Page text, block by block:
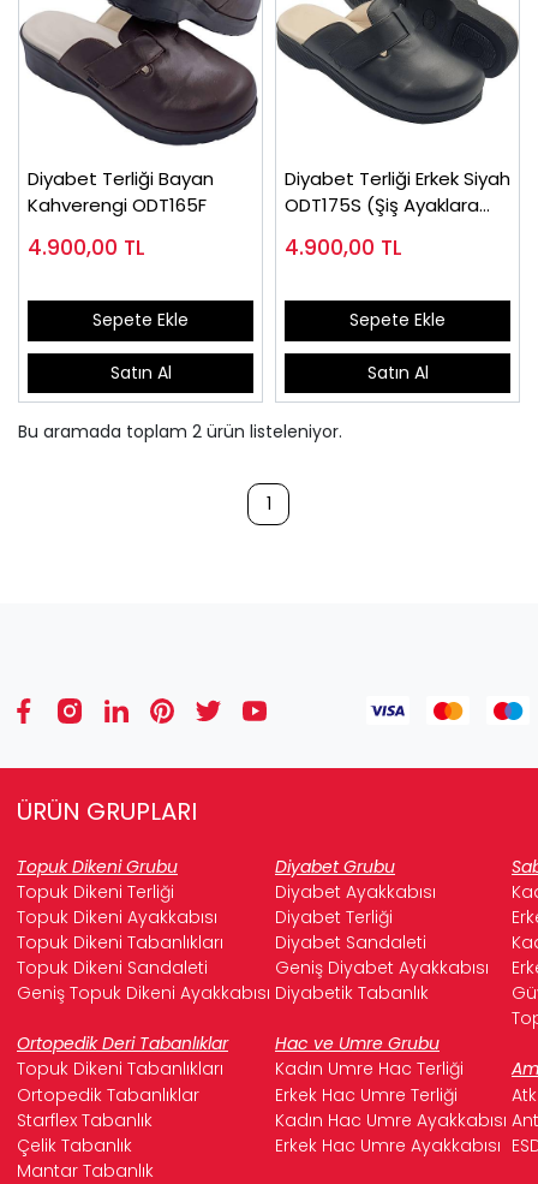
Diyabet Terliği Bayan
Kahverengi ODT165F
4.900,00 TL
Sepete Ekle
Satın Al
Diyabet Terliği Erkek Siyah
ODT175S (Şiş Ayaklara
4.900,00 TL
Sepete Ekle
Satın Al
Bu aramada toplam 2 ürün listeleniyor.
1
ÜRÜN GRUPLARI
Topuk Dikeni Grubu Diyabet Grubu
Topuk Dikeni Terliği
Diyabet Ayakkabısı
Topuk Dikeni Ayakkabısı
Diyabet Terliği
Topuk Dikeni Tabanlıkları
Diyabet Sandaleti
Topuk Dikeni Sandaleti
Geniş Diyabet Ayakkabısı
Geniş Topuk Dikeni Ayakkabısı Diyabetik Tabanlık
Ortopedik Deri Tabanlıklar
Hac ve Umre Grubu
Topuk Dikeni Tabanlıkları
Kadın Umre Hac Terliği
Ortopedik Tabanlıklar
Erkek Hac Umre Terliği
Starflex Tabanlık
Kadın Hac Umre Ayakkabısı
Çelik Tabanlık
Erkek Hac Umre Ayakkabısı
Mantar Tabanlık